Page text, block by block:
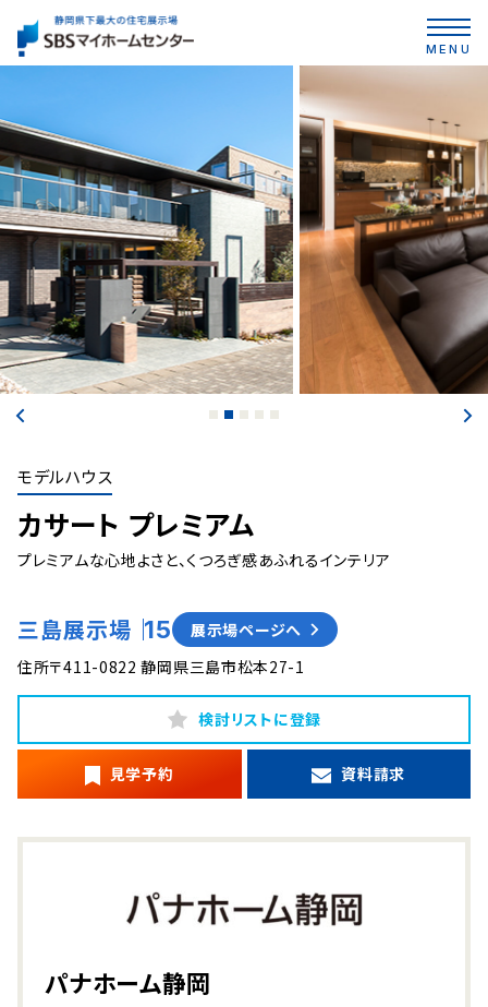
MENU
モデルハウス
カサート プレミアム
プレミアムな心地よさと、くつろぎ感あふれるインテリア
三島展示場 15
展示場ページへ
住所〒411-0822 静岡県三島市松本27-1
検討リストに登録
見学予約 資料請求
パナホーム静岡